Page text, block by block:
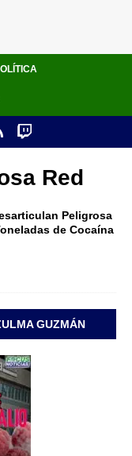
Red
Peligrosa
de Cocaína
GUZMÁN